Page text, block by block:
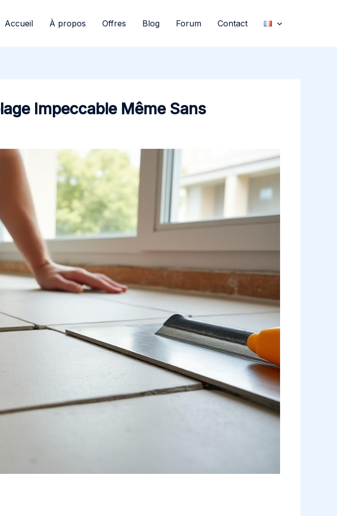
Accueil À propos Offres Blog Forum Contact
Impeccable Même Sans